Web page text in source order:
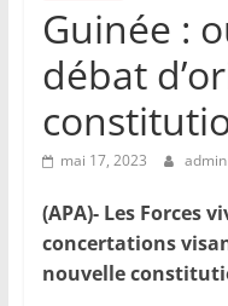
Guinée :
débat
mai 17, 2023 admin
(APA)- Les Forces
concertations
nouvelle